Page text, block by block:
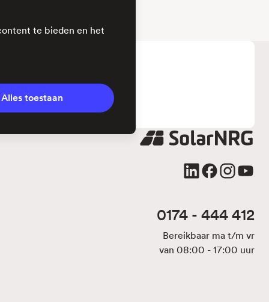
te bieden en het
Alles toestaan
0174 - 444 412
Bereikbaar ma t/m vr
van 08:00 - 17:00 uur